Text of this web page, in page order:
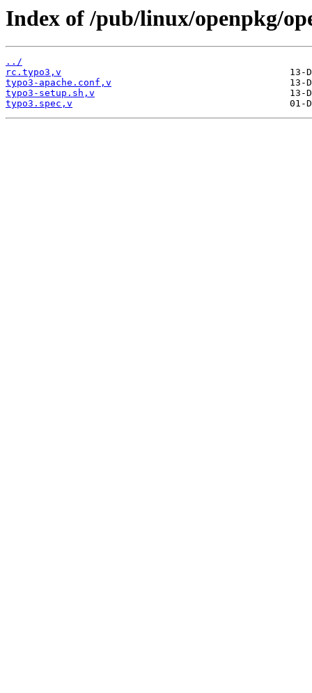
Index of /pub/linux/openpkg/
../
rc.typo3,v
typo3-apache.conf,v
typo3-setup.sh,v
typo3.spec,v